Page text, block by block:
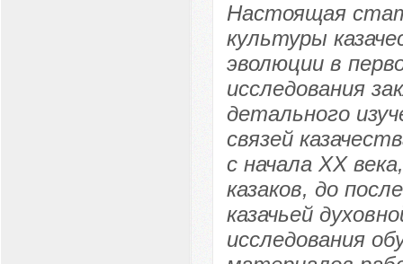
Настоящая
культуры
эволюции в
исследования
детального
связей
с начала XX
казаков, до
казачьей
исследования